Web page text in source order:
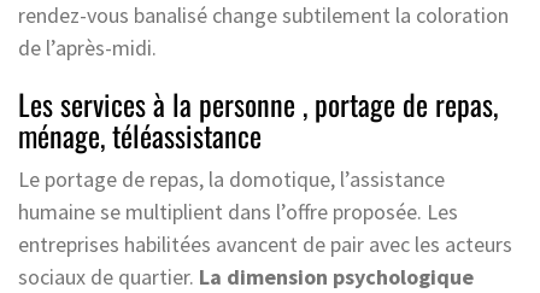
rendez-vous banalisé change subtilement la coloration
de l’après-midi.
Les services à la personne , portage de repas,
ménage, téléassistance
Le portage de repas, la domotique, l’assistance
humaine se multiplient dans l’offre proposée. Les
entreprises habilitées avancent de pair avec les acteurs
sociaux de quartier. La dimension psychologique